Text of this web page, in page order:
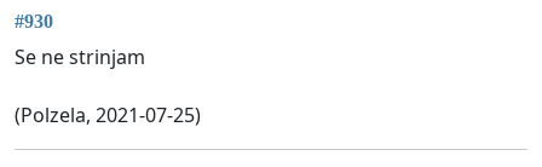
#930
Se ne strinjam
(Polzela, 2021-07-25)